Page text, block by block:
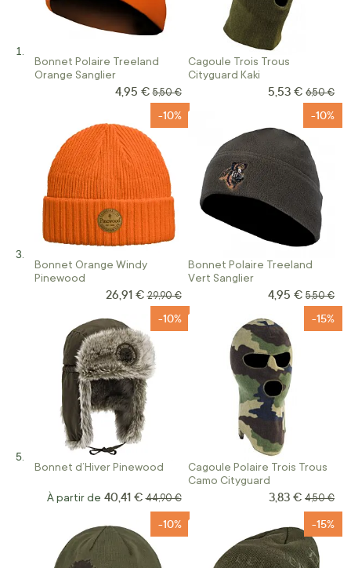
Bonnet Polaire Treeland
Orange Sanglier
Prix Spécial
4,95 € Prix normal
5,50 €
Cagoule Trois Trous
Cityguard Kaki
Prix Spécial
5,53 € Prix
6,50 €
Bonnet Orange Windy
Pinewood
-10%
Prix Spécial
26,91 € Prix normal
29,90 €
Bonnet Polaire Treeland
Vert Sanglier
-10%
Prix Spécial
4,95 € Prix
5,50 €
Bonnet d’Hiver Pinewood
-10%
À partir de 40,41 € Prix normal
44,90 €
Cagoule Polaire Trois Trous
Camo Cityguard
-15%
Prix Spécial
3,83 € Prix
4,50 €
-10% -15%